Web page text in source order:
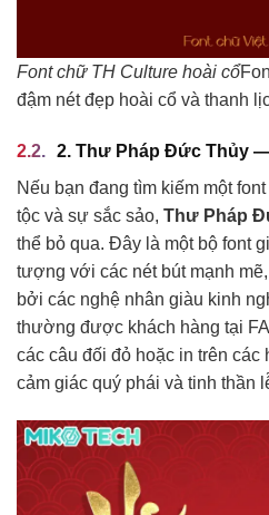
Font chữ TH Culture hoài cổ
đậm nét đẹp hoài cổ và thanh
2. Thư Pháp Đức Thủy
Nếu bạn đang tìm kiếm một
tộc và sự sắc sảo, Thư Pháp
thể bỏ qua. Đây là một bộ font
tượng với các nét bút mạnh
bởi các nghệ nhân giàu kinh
thường được khách hàng tại
các câu đối đỏ hoặc in trên các
cảm giác quý phái và tinh thần